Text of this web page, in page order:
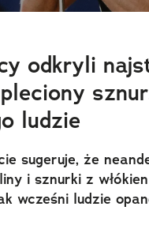
odkryli
ludzie
sugeruje, że
i sznurki z
wcześni ludzie